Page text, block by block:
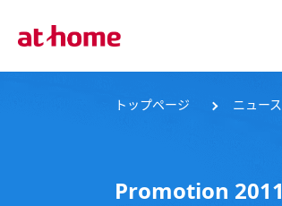
トップページ ニュース
Promotion 2011